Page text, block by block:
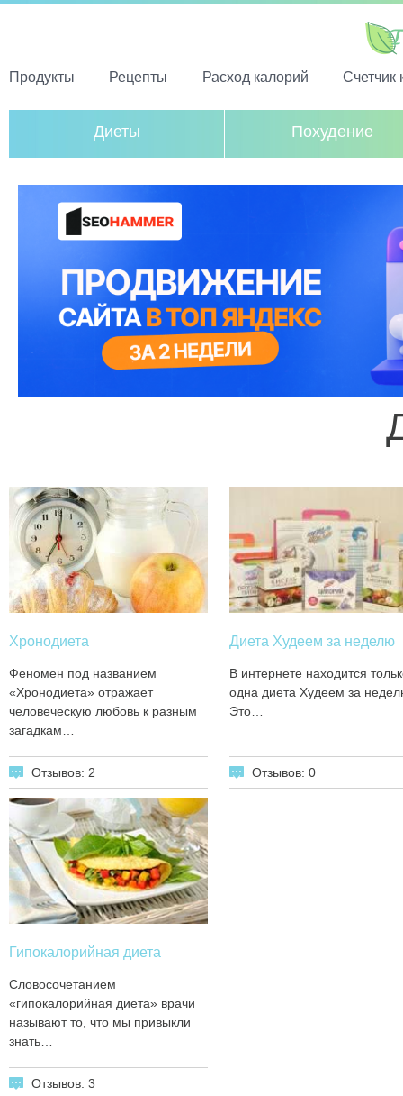
Продукты Рецепты Расход калорий Счетчик
Диеты Похудение
Хронодиета
Феномен под названием
«Хронодиета» отражает
человеческую любовь к разным
загадкам…
Отзывов: 2
Диета Худеем за неделю
В интернете находится
одна диета Худеем за
Это…
Отзывов: 0
Гипокалорийная диета
Словосочетанием
«гипокалорийная диета» врачи
называют то, что мы привыкли
знать…
Отзывов: 3